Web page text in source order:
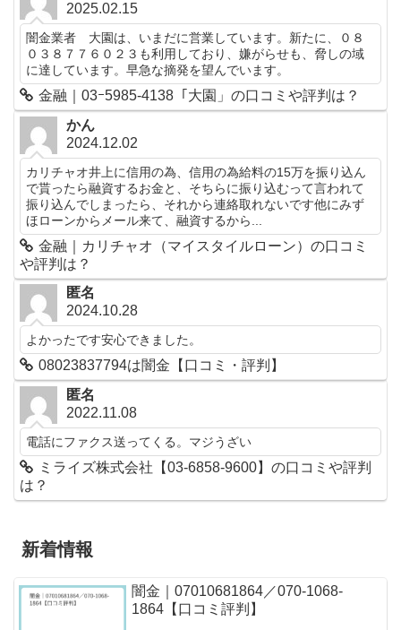
2025.02.15
闇金業者 大園は、いまだに営業しています。新たに、０８
０３８７７６０２３も利用しており、嫌がらせも、脅しの域
に達しています。早急な摘発を望んでいます。
金融｜03ｰ5985-4138「大園」の口コミや評判は？
かん
2024.12.02
カリチャオ井上に信用の為、信用の為給料の15万を振り込ん
で貰ったら融資するお金と、そちらに振り込むって言われて
振り込んでしまったら、それから連絡取れないです他にみず
ほローンからメール来て、融資するから...
金融｜カリチャオ（マイスタイルローン）の口コミ
や評判は？
匿名
2024.10.28
よかったです安心できました。
08023837794は闇金【口コミ・評判】
匿名
2022.11.08
電話にファクス送ってくる。マジうざい
ミライズ株式会社【03-6858-9600】の口コミや評判
は？
新着情報
闇金｜07010681864／070-1068-
1864【口コミ評判】